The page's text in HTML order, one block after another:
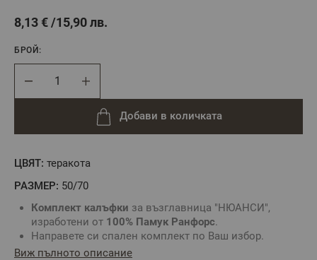
8,13 € 15,90 лв.
ЦВЯТ: теракота
РАЗМЕР: 50/70
Комплект калъфки за възглавница "НЮАНСИ",
изработени от 100% Памук Ранфорс.
Направете си спален комплект по Ваш избор.
Изберете желания от Вас цвят
Виж пълното описание
БРОЙ:
Добави в количката